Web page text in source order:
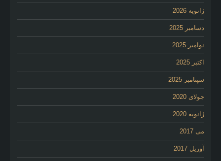
ژانویه 2026
دسامبر 2025
نوامبر 2025
اکتبر 2025
سپتامبر 2025
جولای 2020
ژانویه 2020
می 2017
آوریل 2017